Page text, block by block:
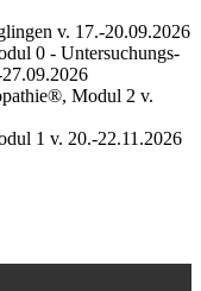
v. 17.-20.09.2026
0 - Untersuchungs-
Modul 2 v.
1 v. 20.-22.11.2026